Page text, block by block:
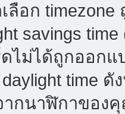
อก timezone
savings
ไม่ได้ถูกออกแ
time
ากนาฬิกาของ